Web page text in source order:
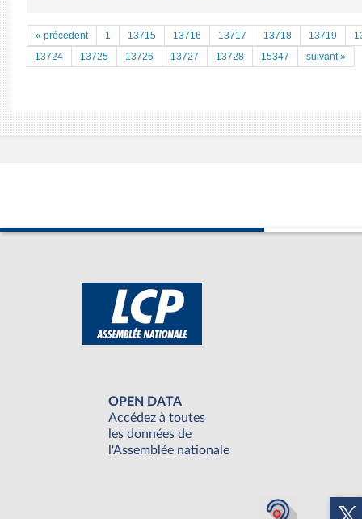
« précedent 1 13715 13716 13717 13718 13719
13724
13725 13726 13727 13728 15347 suivant »
OPEN DATA
Accédez à toutes
les données de
l'Assemblée nationale